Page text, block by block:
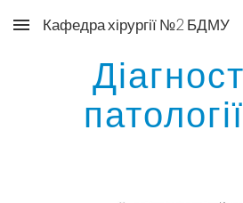
Skip to main content
Кафедра хірургії №2 БДМУ